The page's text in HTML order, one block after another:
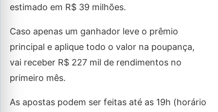
estimado em R$ 39 milhões.
Caso apenas um ganhador leve o prêmio
principal e aplique todo o valor na poupança,
vai receber R$ 227 mil de rendimentos no
primeiro mês.
As apostas podem ser feitas até as 19h (horário